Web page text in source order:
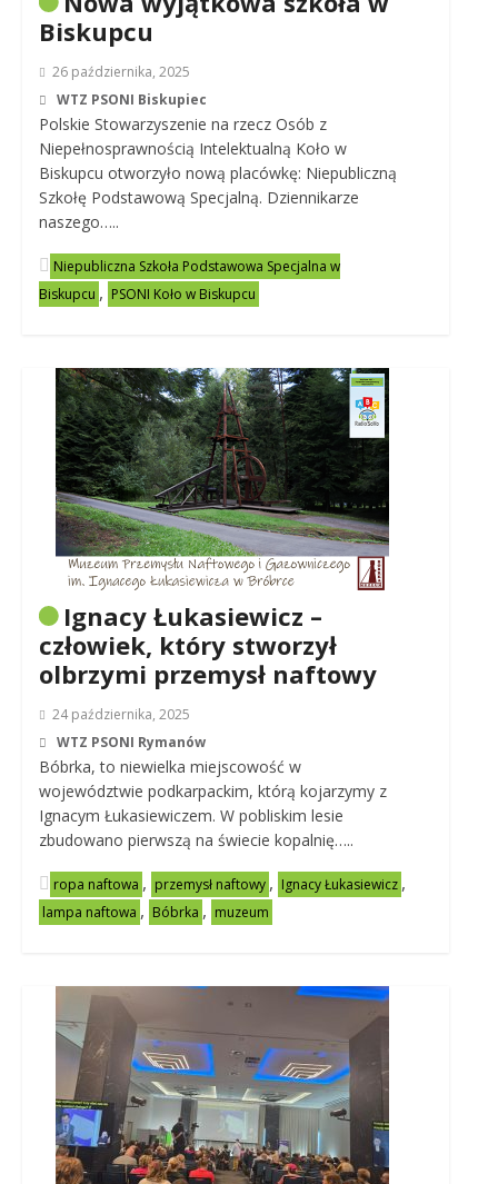
Biskupcu
26 października, 2025
WTZ PSONI Biskupiec
Polskie Stowarzyszenie na rzecz Osób z
Niepełnosprawnością Intelektualną Koło w
Biskupcu otworzyło nową placówkę: Niepubliczną
Szkołę Podstawową Specjalną. Dziennikarze
naszego…..
Niepubliczna Szkoła Podstawowa Specjalna w
Biskupcu , PSONI Koło w Biskupcu
Ignacy Łukasiewicz –
człowiek, który stworzył
olbrzymi przemysł naftowy
24 października, 2025
WTZ PSONI Rymanów
Bóbrka, to niewielka miejscowość w
województwie podkarpackim, którą kojarzymy z
Ignacym Łukasiewiczem. W pobliskim lesie
zbudowano pierwszą na świecie kopalnię…..
ropa naftowa , przemysł naftowy , Ignacy Łukasiewicz ,
lampa naftowa , Bóbrka , muzeum